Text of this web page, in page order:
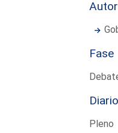
Autor
Fase
Pleno